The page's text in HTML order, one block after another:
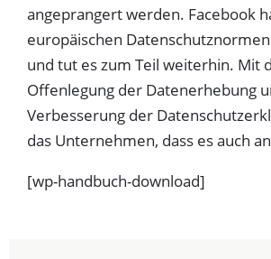
angeprangert werden. Facebook
europäischen
und tut es zum Teil weiterhin. Mit
Offenlegung der Datenerhebung
Verbesserung der
das Unternehmen, dass es auch
[wp-handbuch-download]